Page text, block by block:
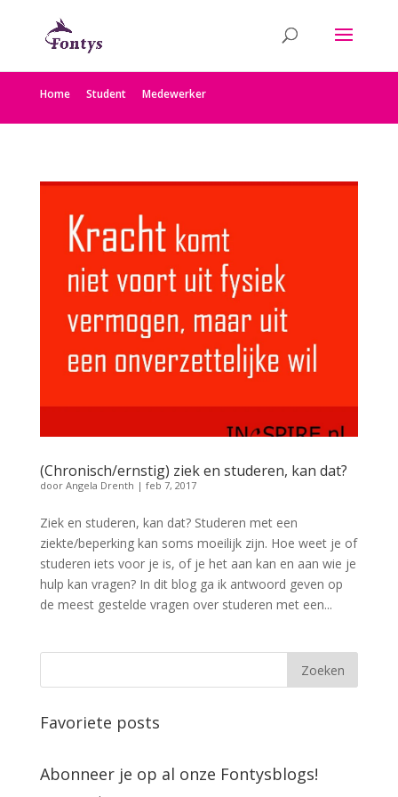
Home Student Medewerker
(Chronisch/ernstig) ziek en studeren, kan dat?
door Angela Drenth | feb 7, 2017
Ziek en studeren, kan dat? Studeren met een
ziekte/beperking kan soms moeilijk zijn. Hoe weet je of
studeren iets voor je is, of je het aan kan en aan wie je
hulp kan vragen? In dit blog ga ik antwoord geven op
de meest gestelde vragen over studeren met een...
Favoriete posts
Abonneer je op al onze Fontysblogs!